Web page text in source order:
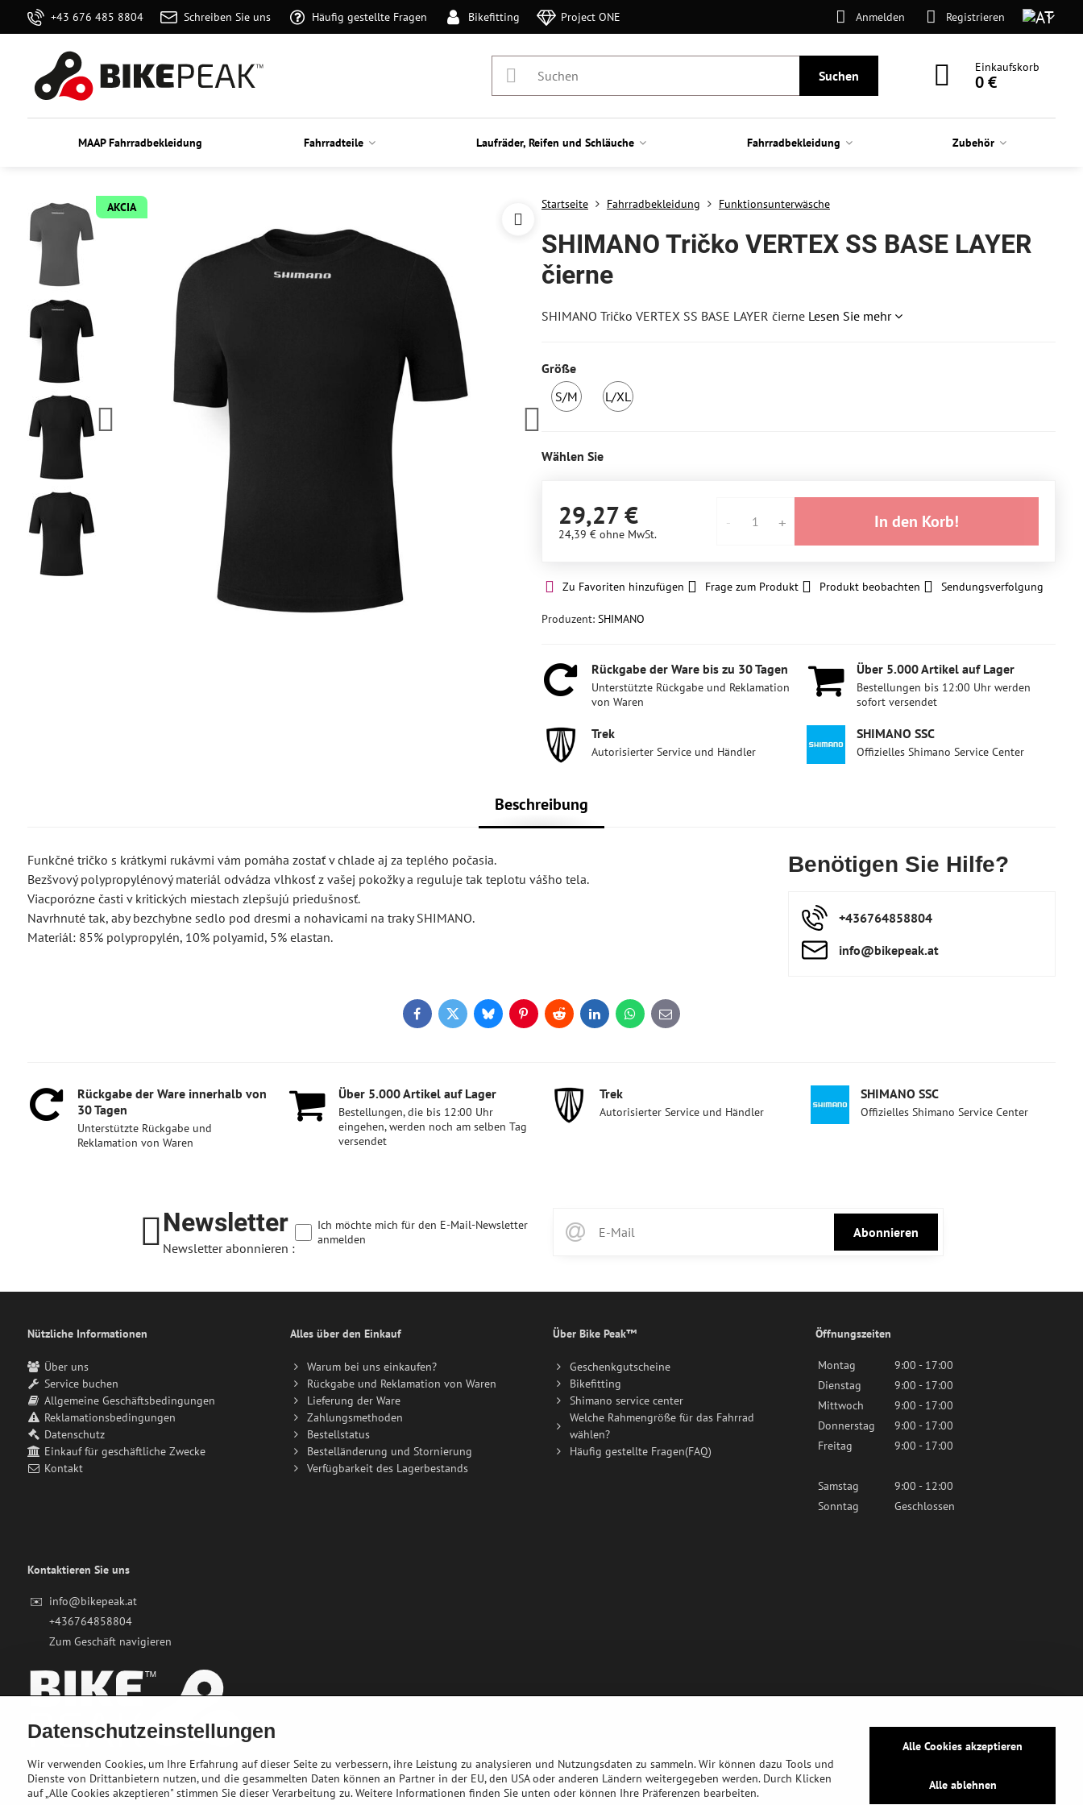
+43 676 485 8804 Schreiben Sie uns Häufig gestellte Fragen Bikefitting Project ONE Anmelden Registrieren
Suchen
Einkaufskorb
0 €
MAAP Fahrradbekleidung Fahrradteile Laufräder, Reifen und Schläuche Fahrradbekleidung Zubehör
AKCIA Startseite Fahrradbekleidung Funktionsunterwäsche
SHIMANO Tričko VERTEX SS BASE LAYER
čierne
SHIMANO Tričko VERTEX SS BASE LAYER čierne Lesen Sie mehr
Größe
S/M
auf
L/XL
Wählen Sie
29,27 €
24,39 € ohne MwSt.
In den Korb!
Zu Favoriten hinzufügen Frage zum Produkt Produkt beobachten Sendungsverfolgung
Produzent: SHIMANO
Rückgabe der Ware bis zu 30 Tagen
Unterstützte Rückgabe und Reklamation
von Waren
Über 5​.000 Artikel auf Lager
Bestellungen bis 12:00 Uhr werden
sofort versendet
Trek
Autorisierter Service und Händler
SHIMANO SSC
Offizielles Shimano Service Center
Beschreibung
Funkčné tričko s krátkymi rukávmi vám pomáha zostať v chlade aj za teplého počasia.
Bezšvový polypropylénový materiál odvádza vlhkosť z vašej pokožky a reguluje tak teplotu vášho tela.
Viacporózne časti v kritických miestach zlepšujú priedušnosť.
Navrhnuté tak, aby bezchybne sedlo pod dresmi a nohavicami na traky SHIMANO.
Materiál: 85% polypropylén, 10% polyamid, 5% elastan.
Benötigen Sie Hilfe?
+436764858804
info​@bikepeak​.at
FacebookTwitterBlueskyPinterestRedditLinkedInWhatsApp
E-
mail
Rückgabe der Ware innerhalb von
30 Tagen
Unterstützte Rückgabe und
Reklamation von Waren
Über 5​.000 Artikel auf Lager
Bestellungen, die bis 12:00 Uhr
eingehen, werden noch am selben Tag
versendet
Trek
Autorisierter Service und Händler
SHIMANO SSC
Offizielles Shimano Service Center
Newsletter
Newsletter abonnieren :
Abonnieren
Ich möchte mich für den E-Mail-Newsletter
anmelden
Nützliche Informationen
Über uns
Service buchen
Allgemeine Geschäftsbedingungen
Reklamationsbedingungen
Datenschutz
Einkauf für geschäftliche Zwecke
Kontakt
Alles über den Einkauf
Warum bei uns einkaufen?
Rückgabe und Reklamation von Waren
Lieferung der Ware
Zahlungsmethoden
Bestellstatus
Bestelländerung und Stornierung
Verfügbarkeit des Lagerbestands
Über Bike Peak™
Geschenkgutscheine
Bikefitting
Shimano service center
Welche Rahmengröße für das Fahrrad
wählen?
Häufig gestellte Fragen(FAQ)
Öffnungszeiten
Montag
9:00 - 17:00
Dienstag
9:00 - 17:00
Mittwoch
9:00 - 17:00
Donnerstag
9:00 - 17:00
Freitag
9:00 - 17:00
Samstag
9:00 - 12:00
Sonntag
Geschlossen
Kontaktieren Sie uns
✉️ info@bikepeak.at
+436764858804
Zum Geschäft navigieren
Datenschutzeinstellungen
Wir verwenden Cookies, um Ihre Erfahrung auf dieser Seite zu verbessern, ihre Leistung zu analysieren und Nutzungsdaten zu sammeln. Wir können dazu Tools und
Dienste von Drittanbietern nutzen, und die gesammelten Daten können an Partner in der EU, den USA oder anderen Ländern weitergegeben werden. Durch Klicken
auf „Alle Cookies akzeptieren" stimmen Sie dieser Verarbeitung zu. Weitere Informationen finden Sie unten oder können Ihre Präferenzen bearbeiten.
Alle Cookies akzeptieren
Alle ablehnen